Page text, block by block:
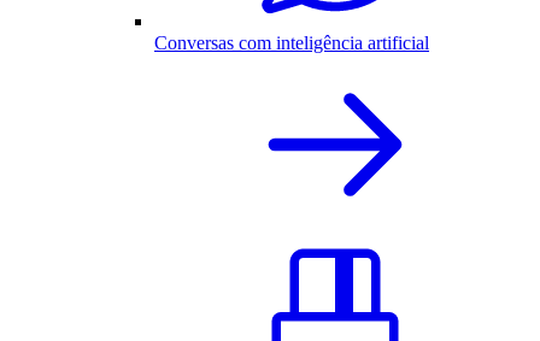
Conversas com inteligência artificial